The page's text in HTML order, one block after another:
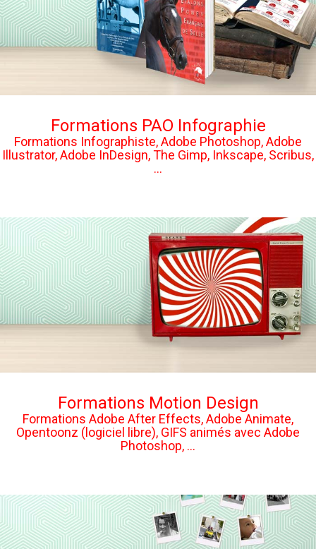
Formations PAO Infographie
Formations Infographiste, Adobe Photoshop, Adobe
Illustrator, Adobe InDesign, The Gimp, Inkscape, Scribus,
...
Formations Motion Design
Formations Adobe After Effects, Adobe Animate,
Opentoonz (logiciel libre), GIFS animés avec Adobe
Photoshop, ...